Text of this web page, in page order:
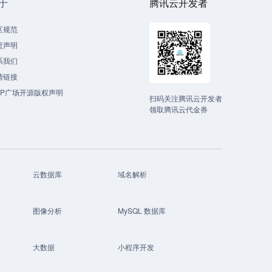
规范
声明
我们
链接
广场开源版权声明
扫码关注腾讯云开发者
领取腾讯云代金券
云数据库 域名解析
图像分析 MySQL 数据库
大数据 小程序开发